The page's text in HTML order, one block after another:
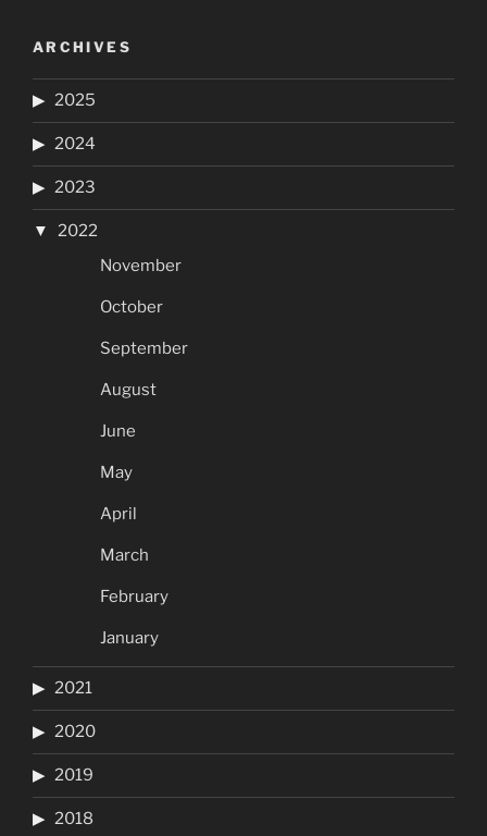
ARCHIVES
2025
2024
2023
2022
November
October
September
August
June
May
April
March
February
January
2021
2020
2019
2018